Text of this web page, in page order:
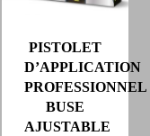
PISTOLET
D’APPLICATION
PROFESSIONNEL
BUSE
AJUSTABLE